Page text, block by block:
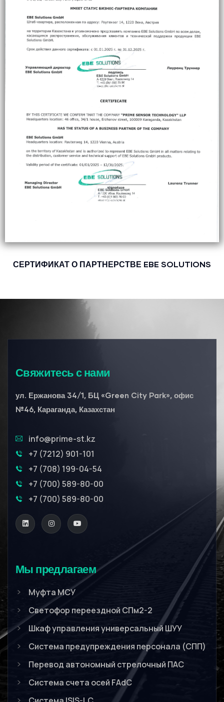
СЕРТИФИКАТ О ПАРТНЕРСТВЕ EBE SOLUTIONS
Свяжитесь с нами
ул. Ержанова 34/1, БЦ «Green City Park», офис
№46, Караганда, Казахстан
info@prime-st.kz
+7 (7212) 901-101
+7 (708) 199-04-54
+7 (700) 589-80-00
+7 (700) 589-80-00
Мы предлагаем
Муфта МСУ
Светофор переездной СПм2-2
Шкаф управления универсальный ШУУ
Система предупреждения персонала (СПП)
Перевод автономный стрелочный ПАС
Система счета осей FAdC